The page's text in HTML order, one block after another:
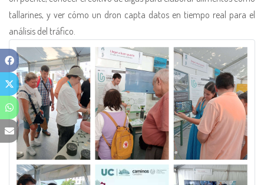
tallarines, y ver cómo un dron capta datos en tiempo real para el
análisis del tráfico.